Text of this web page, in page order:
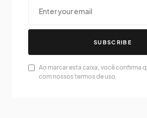
SUBSCRIBE
Ao marcar esta caixa, você confirma
com nossos termos de uso.